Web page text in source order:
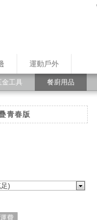
運動戶外
金工具 餐廚用品
青春版
)
費